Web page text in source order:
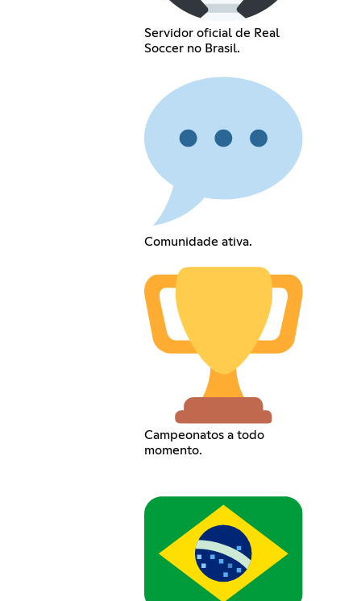
Servidor oficial de Real
Soccer no Brasil.
Comunidade ativa.
Campeonatos a todo
momento.